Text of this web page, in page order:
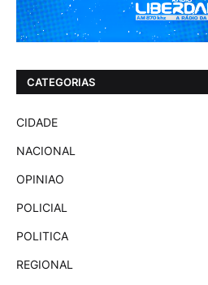
CATEGORIAS
CIDADE
NACIONAL
OPINIAO
POLICIAL
POLITICA
REGIONAL